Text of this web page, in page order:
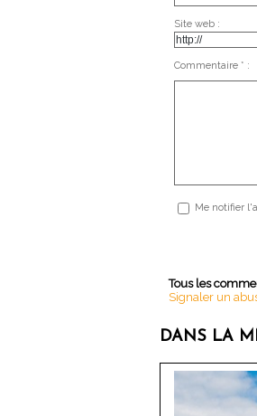
Site web :
Commentaire * :
Me notifier
Tous les
Signaler un
DANS LA